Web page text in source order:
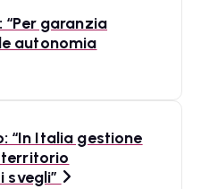
garanzia
autonomia
“In Italia gestione
territorio
svegli”